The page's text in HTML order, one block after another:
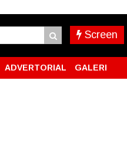
Screen
ADVERTORIAL GALERI